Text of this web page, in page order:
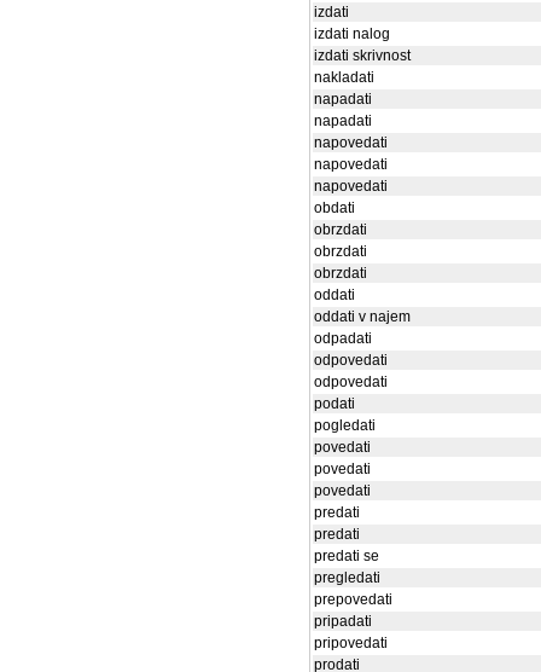
izdati
izdati nalog
izdati skrivnost
nakladati
napadati
napadati
napovedati
napovedati
napovedati
obdati
obrzdati
obrzdati
obrzdati
oddati
oddati v najem
odpadati
odpovedati
odpovedati
podati
pogledati
povedati
povedati
povedati
predati
predati
predati se
pregledati
prepovedati
pripadati
pripovedati
prodati